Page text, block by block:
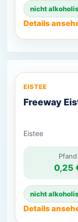
wieder Cola,
trinken wollen.
nicht
Details
EISTEE
Freeway
Eistee
Pfand
0,25
nicht
Details